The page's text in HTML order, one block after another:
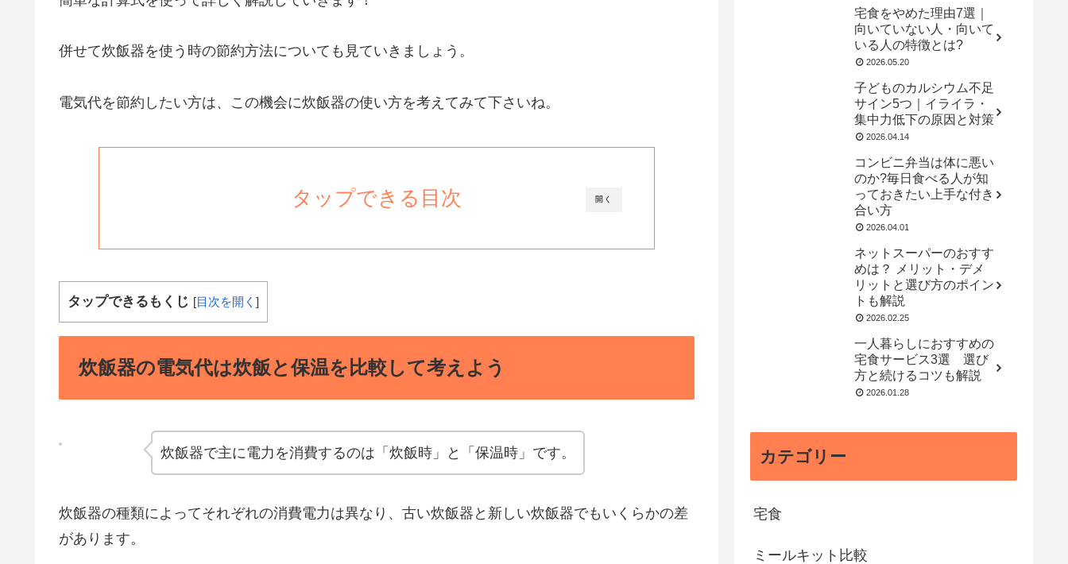
併せて炊飯器を使う時の節約方法についても見ていきましょう。
電気代を節約したい方は、この機会に炊飯器の使い方を考えてみて下さいね。
開く
タップできる目次
タップできるもくじ [目次を開く ]
炊飯器の電気代は炊飯と保温を比較して考えよう
炊飯器で主に電力を消費するのは「炊飯時」と「保温時」です。
炊飯器の種類によってそれぞれの消費電力は異なり、古い炊飯器と新しい炊飯器でもいくらかの差
があります。
宅食をやめた理由7選｜
向いていない人・向いて
いる人の特徴とは?
2026.05.20
子どものカルシウム不足
サイン5つ｜イライラ・
集中力低下の原因と対策
2026.04.14
コンビニ弁当は体に悪い
のか?毎日食べる人が知
っておきたい上手な付き
合い方
2026.04.01
ネットスーパーのおすす
めは？ メリット・デメ
リットと選び方のポイン
トも解説
2026.02.25
一人暮らしにおすすめの
宅食サービス3選 選び
方と続けるコツも解説
2026.01.28
カテゴリー
宅食
ミールキット比較